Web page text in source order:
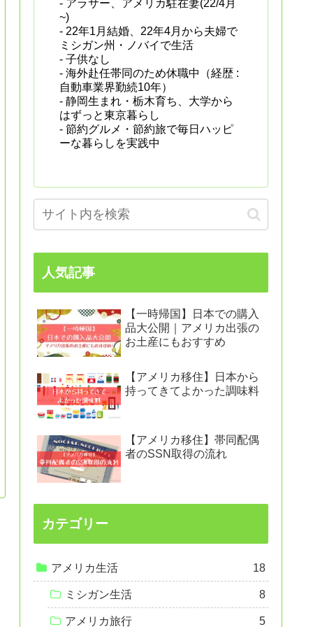
- アラサー、アメリカ駐在妻(22/4月
~)
- 22年1月結婚、22年4月から夫婦で
ミシガン州・ノバイで生活
- 子供なし
- 海外赴任帯同のため休職中（経歴 :
自動車業界勤続10年）
- 静岡生まれ・栃木育ち、大学から
はずっと東京暮らし
- 節約グルメ・節約旅で毎日ハッピ
ーな暮らしを実践中
人気記事
【一時帰国】日本での購入
品大公開｜アメリカ出張の
お土産にもおすすめ
【アメリカ移住】日本から
持ってきてよかった調味料
【アメリカ移住】帯同配偶
者のSSN取得の流れ
カテゴリー
アメリカ生活 18
ミシガン生活 8
アメリカ旅行 5